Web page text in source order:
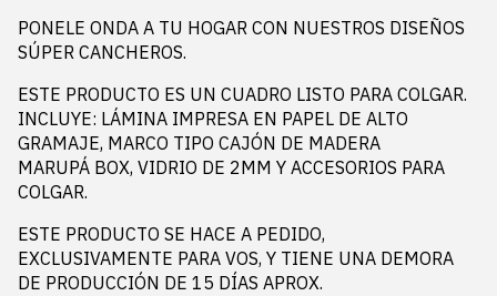
PONELE ONDA A TU HOGAR CON NUESTROS DISEÑOS
SÚPER CANCHEROS.
ESTE PRODUCTO ES UN CUADRO LISTO PARA COLGAR.
INCLUYE: LÁMINA IMPRESA EN PAPEL DE ALTO
GRAMAJE, MARCO TIPO CAJÓN DE MADERA
MARUPÁ BOX, VIDRIO DE 2MM Y ACCESORIOS PARA
COLGAR.
ESTE PRODUCTO SE HACE A PEDIDO,
EXCLUSIVAMENTE PARA VOS, Y TIENE UNA DEMORA
DE PRODUCCIÓN DE 15 DÍAS APROX.